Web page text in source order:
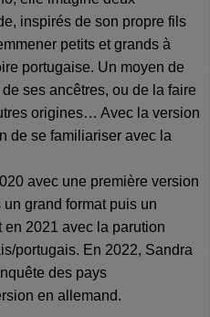
inspirés de son propre fils
petits et grands à
portugaise. Un moyen de
ses ancêtres, ou de la faire
origines… Avec la version
de se familiariser avec la
avec une première version
grand format puis un
2021 avec la parution
portugais. En 2022, Sandra
des pays
en allemand.